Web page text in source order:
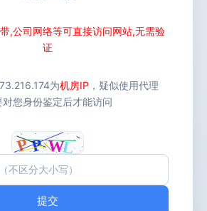
,公司网络等可直接访问网站,无需验
证
为机房IP ，疑似使用代理
对您身份鉴定后才能访问
提交